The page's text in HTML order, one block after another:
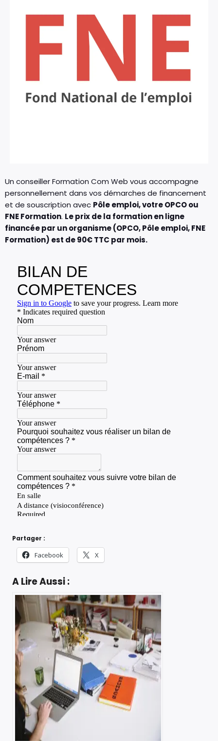
Un conseiller Formation Com Web vous accompagne
personnellement dans vos démarches de financement
et de souscription avec Pôle emploi, votre OPCO ou
FNE Formation. Le prix de la formation en ligne
financée par un organisme (OPCO, Pôle emploi, FNE
Formation) est de 90€ TTC par mois.
Partager :
Facebook X
A Lire Aussi :